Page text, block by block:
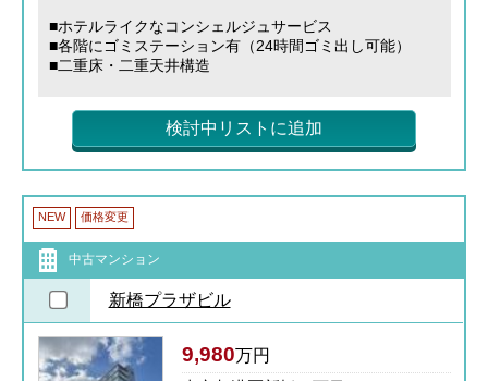
■ホテルライクなコンシェルジュサービス
■各階にゴミステーション有（24時間ゴミ出し可能）
■二重床・二重天井構造
検討中リストに追加
NEW 価格変更
中古マンション
新橋プラザビル
9,980万円